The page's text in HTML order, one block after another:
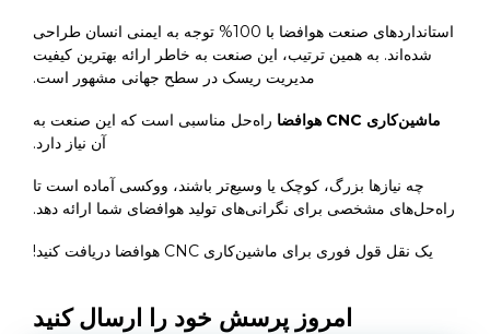
استانداردهای صنعت هوافضا با 100% توجه به ایمنی انسان طراحی
شده‌اند. به همین ترتیب، این صنعت به خاطر ارائه بهترین کیفیت
مدیریت ریسک در سطح جهانی مشهور است.
ماشین‌کاری CNC هوافضا
راه‌حل مناسبی است که این صنعت به
آن نیاز دارد.
چه نیازها بزرگ، کوچک یا وسیع‌تر باشند، ووکسی آماده است تا
راه‌حل‌های مشخصی برای نگرانی‌های تولید هوافضای شما ارائه دهد.
یک نقل قول فوری برای ماشین‌کاری CNC هوافضا دریافت کنید!
امروز پرسش خود را ارسال کنید